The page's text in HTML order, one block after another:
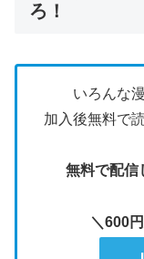
ろ！
いろんな
加入後無料で
無料で配信
＼600